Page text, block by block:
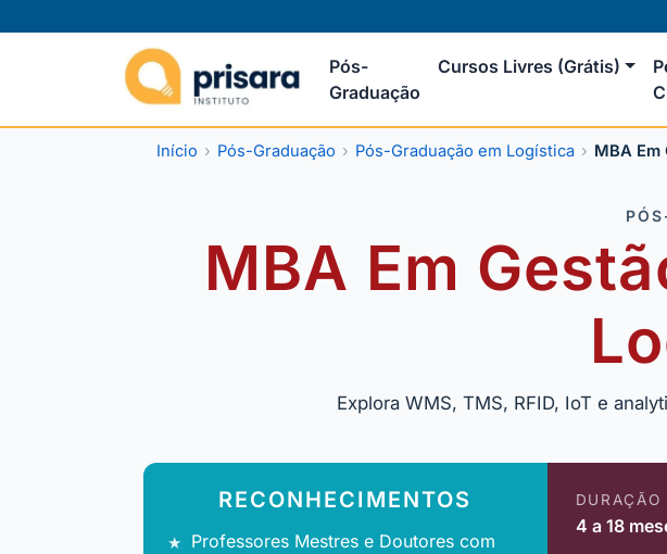
Pós-
Graduação
Cursos Livres (Grátis)
Início Pós-Graduação Pós-Graduação em Logística MBA Em
MBA Em
Explora WMS, TMS, RFID, IoT e
RECONHECIMENTOS
Professores Mestres e Doutores com
DURAÇÃO
4 a 18